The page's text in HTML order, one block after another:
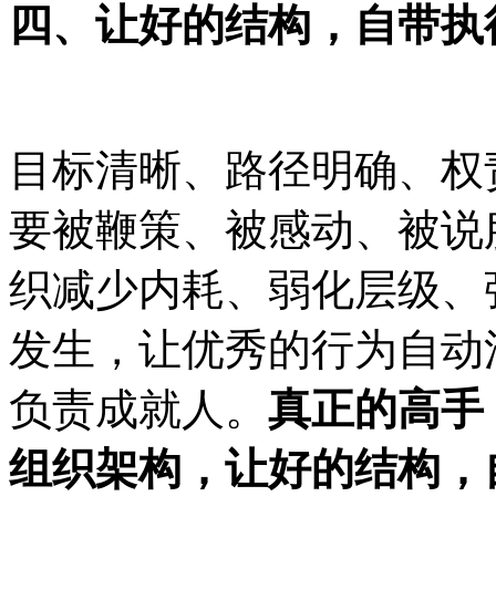
四、让好的结构，自带执
目标清晰、路径明确、
要被鞭策、被感动、被
织减少内耗、弱化层级
发生，让优秀的行为自
负责成就人。 真正的高
组织架构 ， 让好的结构